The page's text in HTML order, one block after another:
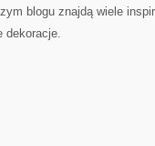
blogu znajdą wiele
dekoracje.